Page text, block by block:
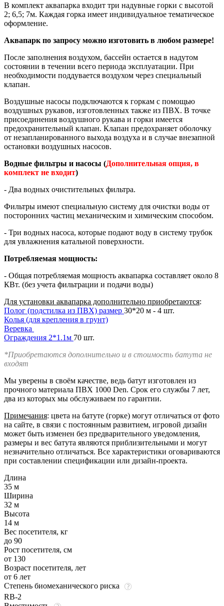
В комплект аквапарка входит три надувные горки с высотой
2; 6,5; 7м. Каждая горка имеет индивидуальное тематическое
оформление.
Аквапарк по запросу можно изготовить в любом размере!
После заполнения воздухом, бассейн остается в надутом
состоянии в течении всего периода эксплуатации. При
необходимости поддувается воздухом через специальный
клапан.
Воздушные насосы подключаются к горкам с помощью
воздушных рукавов, изготовленных также из ПВХ. В точке
присоединения воздушного рукава и горки имеется
предохранительный клапан. Клапан предохраняет оболочку
от незапланированного выхода воздуха и в случае внезапной
остановки воздушных насосов.
Водные фильтры и насосы (Дополнительная опция, в
комплект не входит)
- Два водных очистительных фильтра.
Фильтры имеют специальную систему для очистки воды от
посторонних частиц механическим и химическим способом.
- Три водных насоса, которые подают воду в систему трубок
для увлажнения катальной поверхности.
Потребляемая мощность:
- Общая потребляемая мощность аквапарка составляет около 8
КВт. (без учета фильтрации и подачи воды)
Для установки аквапарка дополнительно приобретаются:
Полог (подстилка из ПВХ) размер 30*20 м - 4 шт.
Колья (для крепления в грунт)
Веревка
Ограждения 2*1.1м 70 шт.
*Приобретаются дополнительно и в стоимость батута не
входят
Мы уверены в своём качестве, ведь батут изготовлен из
прочного материала ПВХ 1000 Den. Срок его службы 7 лет,
два из которых мы обслуживаем по гарантии.
Примечания: цвета на батуте (горке) могут отличаться от фото
на сайте, в связи с постоянным развитием, игровой дизайн
может быть изменен без предварительного уведомления,
размеры и вес батута являются приблизительными и могут
незначительно отличаться. Все характеристики оговариваются
при составлении спецификации или дизайн-проекта.
Длина
35 м
Ширина
32 м
Высота
14 м
Вес посетителя, кг
до 90
Рост посетителя, см
от 130
Возраст посетителя, лет
от 6 лет
Степень биомеханического риска
RB-2